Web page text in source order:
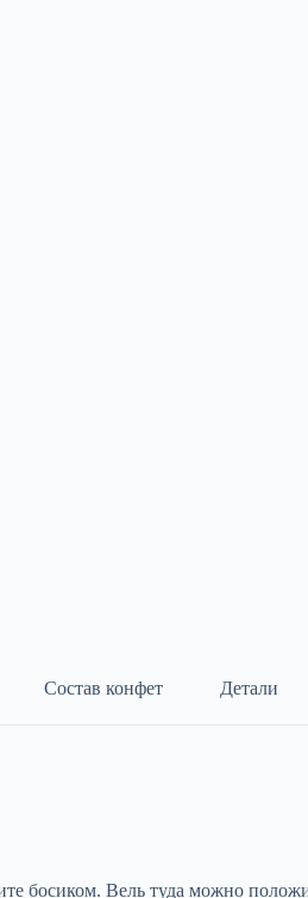
Состав конфет Детали
босиком. Вель туда можно